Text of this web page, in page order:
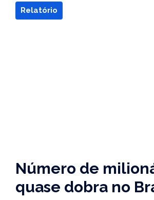
Relatório
Número de
quase dobra no